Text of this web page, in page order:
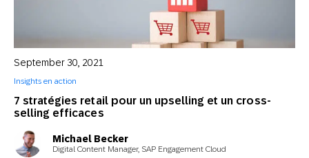
7 stratégies retail pour un upselling et un cross-
selling efficaces
September 30, 2021
Insights en action
Michael Becker
Digital Content Manager, SAP Engagement Cloud